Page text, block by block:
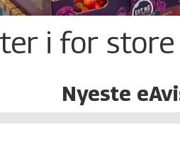
i for store
Nyeste